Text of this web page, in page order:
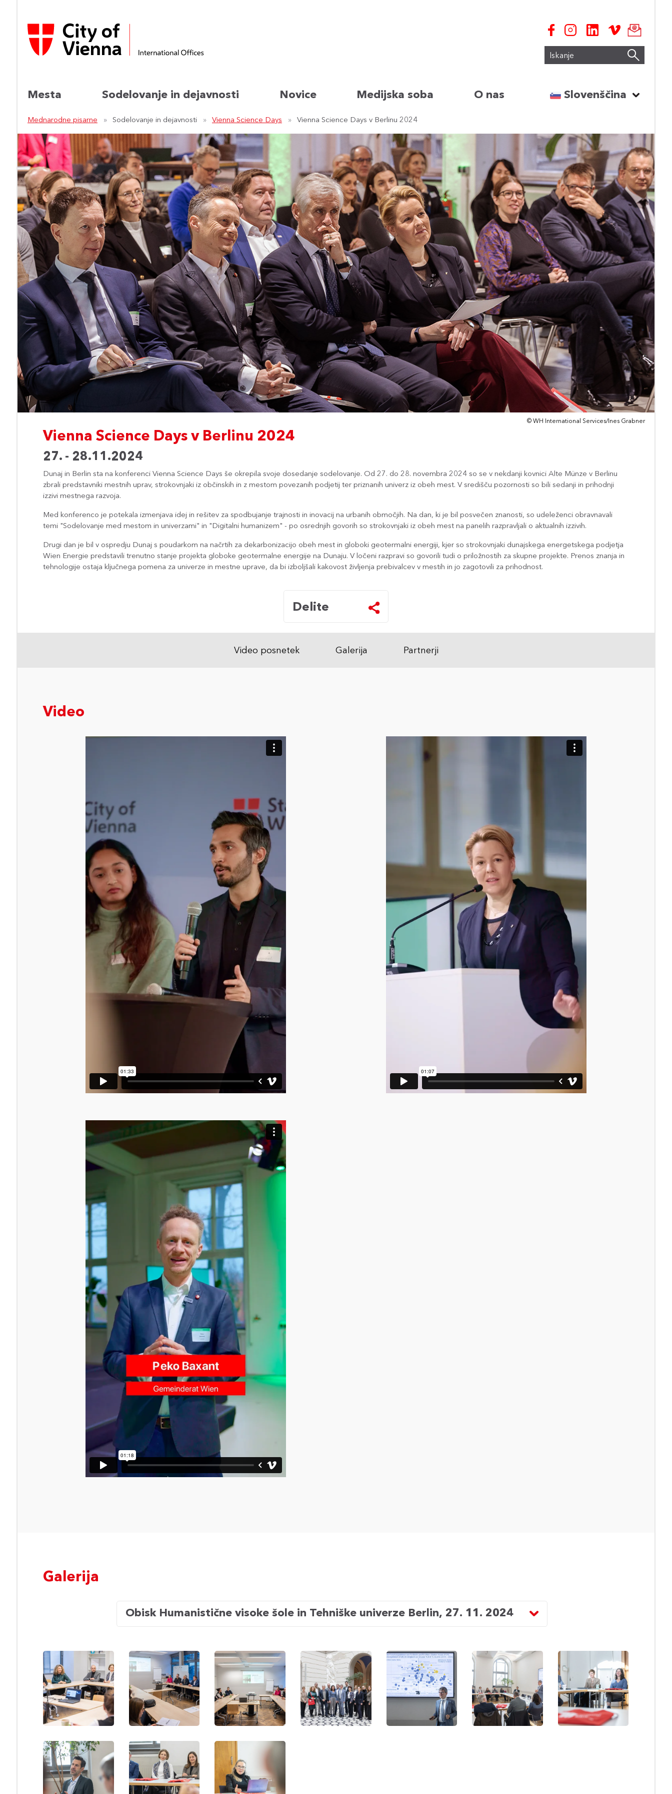
Iskanje
Mesta Sodelovanje in dejavnosti Novice Medijska soba O nas Izberite jezik:
Slovenščina
Mednarodne pisarne Sodelovanje in dejavnosti Vienna Science Days Vienna Science Days v Berlinu 2024
© WH International Services/Ines Grabner
Vienna Science Days v Berlinu 2024
27. - 28.11.2024
Dunaj in Berlin sta na konferenci Vienna Science Days še okrepila svoje dosedanje sodelovanje. Od 27. do 28. novembra 2024 so se v nekdanji kovnici Alte Münze v Berlinu
zbrali predstavniki mestnih uprav, strokovnjaki iz občinskih in z mestom povezanih podjetij ter priznanih univerz iz obeh mest. V središču pozornosti so bili sedanji in prihodnji
izzivi mestnega razvoja.
Med konferenco je potekala izmenjava idej in rešitev za spodbujanje trajnosti in inovacij na urbanih območjih. Na dan, ki je bil posvečen znanosti, so udeleženci obravnavali
temi "Sodelovanje med mestom in univerzami" in "Digitalni humanizem" - po osrednjih govorih so strokovnjaki iz obeh mest na panelih razpravljali o aktualnih izzivih.
Drugi dan je bil v ospredju Dunaj s poudarkom na načrtih za dekarbonizacijo obeh mest in globoki geotermalni energiji, kjer so strokovnjaki dunajskega energetskega podjetja
Wien Energie predstavili trenutno stanje projekta globoke geotermalne energije na Dunaju. V ločeni razpravi so govorili tudi o priložnostih za skupne projekte. Prenos znanja in
tehnologije ostaja ključnega pomena za univerze in mestne uprave, da bi izboljšali kakovost življenja prebivalcev v mestih in jo zagotovili za prihodnost.
Delite
Video posnetek Galerija Partnerji
Video
Galerija
Obisk Humanistične visoke šole in Tehniške univerze Berlin, 27. 11. 2024
Vienna
Days
Vienna
Science
Days
Vienna
Science
Vienna
Science
Days
Vienna
Science
Vienna
Science
Days
Vienna
Days
Vienna
Science
Days
Vienna
Science
Days
Vienna